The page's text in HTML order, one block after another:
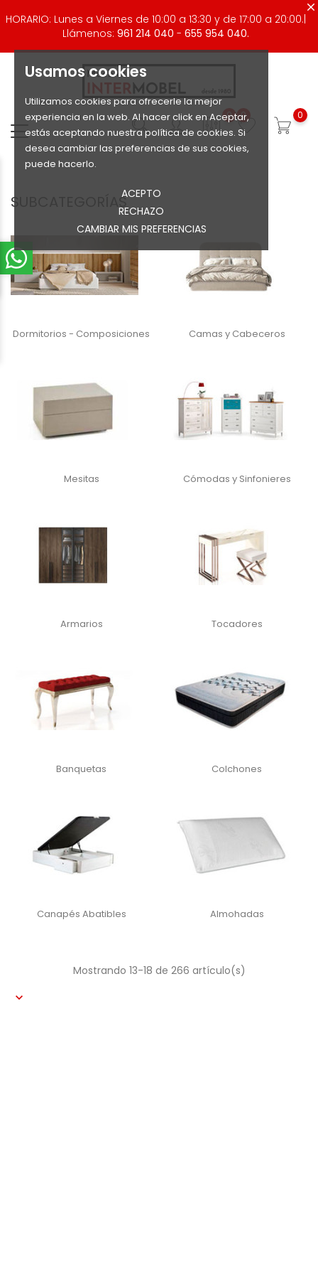
Usamos cookies
Utilizamos cookies para ofrecerle la mejor
experiencia en la web. Al hacer click en Aceptar,
estás aceptando nuestra política de cookies. Si
desea cambiar las preferencias de sus cookies,
puede hacerlo.
ACEPTO
RECHAZO
CAMBIAR MIS PREFERENCIAS
HORARIO: Lunes a Viernes de 10:00 a 13:30 y de 17:00 a 20:00.|
Llámenos: 961 214 040 - 655 954 040.
0 0 0
SUBCATEGORÍAS
Dormitorios - Composiciones Camas y Cabeceros
Mesitas Cómodas y Sinfonieres
Armarios Tocadores
Banquetas Colchones
Canapés Abatibles Almohadas
Mostrando 13-18 de 266 artículo(s)